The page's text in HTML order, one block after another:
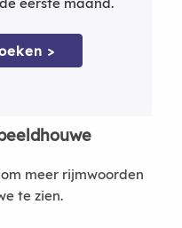
>
meer rijmwoorden
te zien.